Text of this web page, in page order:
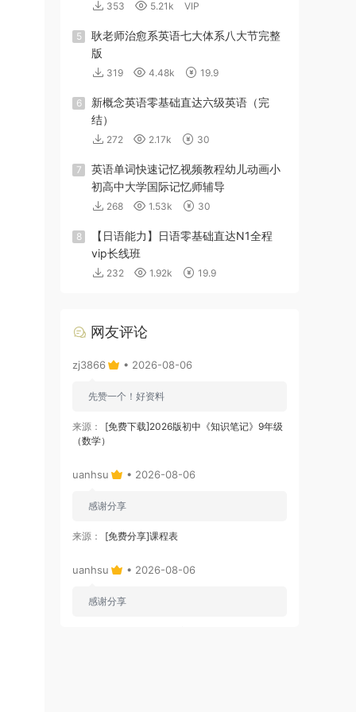
353 5.21k VIP
5
耿老师治愈系英语七大体系八大节完整
版
319 4.48k 19.9
6
新概念英语零基础直达六级英语（完
结）
272 2.17k 30
7
英语单词快速记忆视频教程幼儿动画小
初高中大学国际记忆师辅导
268 1.53k 30
8
【日语能力】日语零基础直达N1全程
vip长线班
232 1.92k 19.9
网友评论
zj3866 • 2026-08-06
先赞一个！好资料
来源：
[免费下载]2026版初中《知识笔记》9年级
（数学）
uanhsu • 2026-08-06
感谢分享
来源： [免费分享]课程表
uanhsu • 2026-08-06
感谢分享